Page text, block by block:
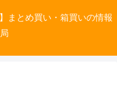
まとめ買い・箱買いの情報
局